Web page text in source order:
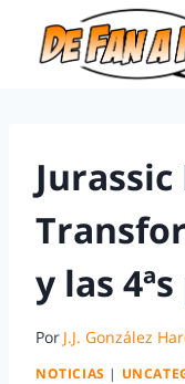
y las
Por J.J. González
NOTICIAS |